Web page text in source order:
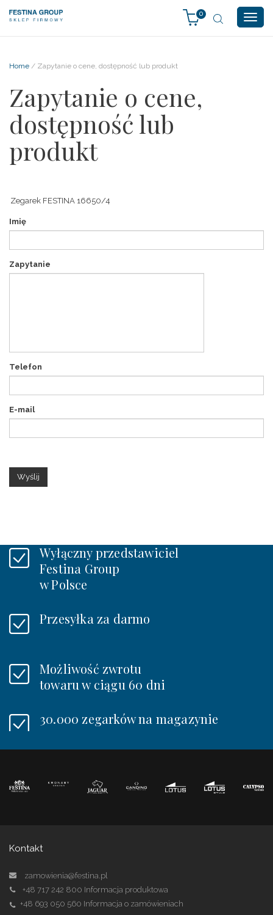
0
Home / Zapytanie o cene, dostępność lub produkt
Zapytanie o cene,
dostępność lub
produkt
Imię
Zapytanie
Telefon
E-mail
Wyślij
Wyłączny przedstawiciel
Festina Group
w Polsce
Przesyłka za darmo
Możliwość zwrotu
towaru w ciągu 60 dni
30.000 zegarków na magazynie
Kontakt
zamowienia@festina.pl
+48 717 242 800 Informacja produktowa
+48 693 050 560 Informacja o zamówieniach